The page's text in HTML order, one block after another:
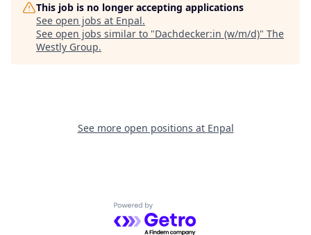
This job is no longer accepting applications
See open jobs at Enpal.
See open jobs similar to "Dachdecker:in (w/m/d)" The
Westly Group.
See more open positions at Enpal
Powered by Getro.com